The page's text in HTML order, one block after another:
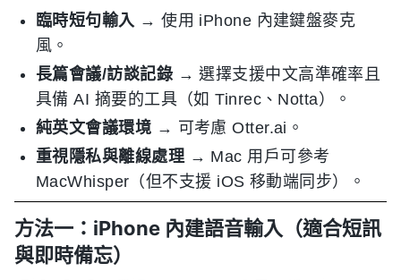
臨時短句輸入 → 使用 iPhone 內建鍵盤麥克
風。
長篇會議/訪談記錄 → 選擇支援中文高準確率且
具備 AI 摘要的工具（如 Tinrec、Notta）。
純英文會議環境 → 可考慮 Otter.ai。
重視隱私與離線處理→ Mac 用戶可參考
MacWhisper（但不支援 iOS 移動端同步）。
方法一：iPhone 內建語音輸入（適合短訊
與即時備忘）